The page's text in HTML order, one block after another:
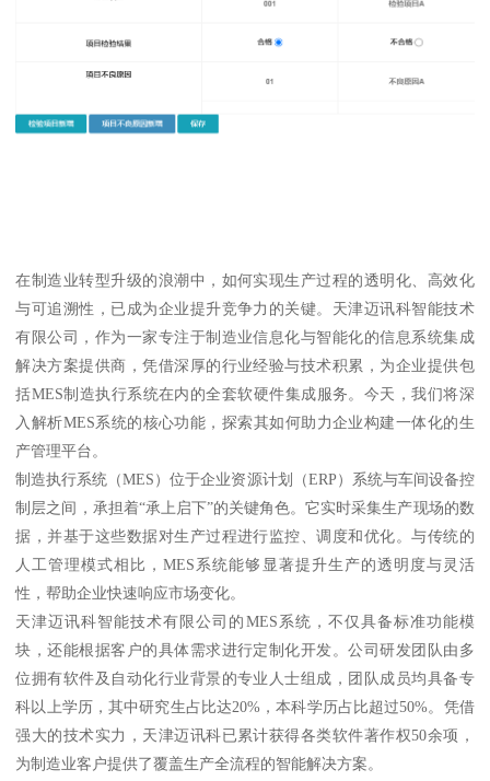
在制造业转型升级的浪潮中，如何实现生产过程的透明化、高效化
与可追溯性，已成为企业提升竞争力的关键。天津迈讯科智能技术
有限公司，作为一家专注于制造业信息化与智能化的信息系统集成
解决方案提供商，凭借深厚的行业经验与技术积累，为企业提供包
括MES制造执行系统在内的全套软硬件集成服务。今天，我们将深
入解析MES系统的核心功能，探索其如何助力企业构建一体化的生
产管理平台。
制造执行系统（MES）位于企业资源计划（ERP）系统与车间设备控
制层之间，承担着“承上启下”的关键角色。它实时采集生产现场的数
据，并基于这些数据对生产过程进行监控、调度和优化。与传统的
人工管理模式相比，MES系统能够显著提升生产的透明度与灵活
性，帮助企业快速响应市场变化。
天津迈讯科智能技术有限公司的MES系统，不仅具备标准功能模
块，还能根据客户的具体需求进行定制化开发。公司研发团队由多
位拥有软件及自动化行业背景的专业人士组成，团队成员均具备专
科以上学历，其中研究生占比达20%，本科学历占比超过50%。凭借
强大的技术实力，天津迈讯科已累计获得各类软件著作权50余项，
为制造业客户提供了覆盖生产全流程的智能解决方案。